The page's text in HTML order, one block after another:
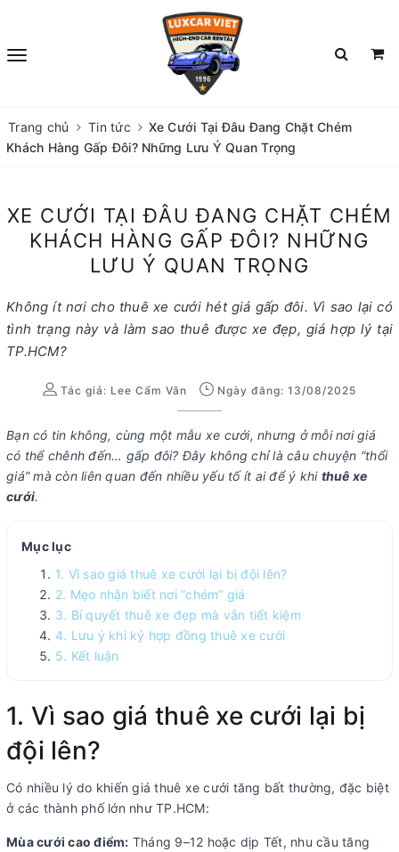
Trang chủ Tin tức
Xe Cưới Tại Đâu Đang Chặt Chém
Khách Hàng Gấp Đôi? Những Lưu Ý Quan Trọng
XE CƯỚI TẠI ĐÂU ĐANG CHẶT CHÉM
KHÁCH HÀNG GẤP ĐÔI? NHỮNG
LƯU Ý QUAN TRỌNG
Không ít nơi cho thuê xe cưới hét giá gấp đôi. Vì sao lại có
tình trạng này và làm sao thuê được xe đẹp, giá hợp lý tại
TP.HCM?
Tác giả: Lee Cẩm Vân Ngày đăng: 13/08/2025
Bạn có tin không, cùng một mẫu xe cưới, nhưng ở mỗi nơi giá
có thể chênh đến… gấp đôi? Đây không chỉ là câu chuyện “thổi
giá” mà còn liên quan đến nhiều yếu tố ít ai để ý khi thuê xe
cưới.
Mục lục
1. Vì sao giá thuê xe cưới lại bị đội lên?
2. Mẹo nhận biết nơi “chém” giá
3. Bí quyết thuê xe đẹp mà vẫn tiết kiệm
4. Lưu ý khi ký hợp đồng thuê xe cưới
5. Kết luận
1. Vì sao giá thuê xe cưới lại bị
đội lên?
Có nhiều lý do khiến giá thuê xe cưới tăng bất thường, đặc biệt
ở các thành phố lớn như TP.HCM:
Mùa cưới cao điểm: Tháng 9–12 hoặc dịp Tết, nhu cầu tăng